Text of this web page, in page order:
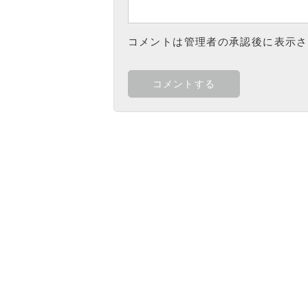
コメントは管理者の承認後に表示